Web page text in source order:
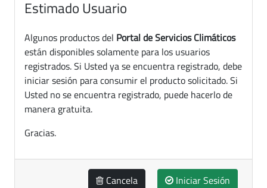
Estimado Usuario
Algunos productos del Portal de Servicios Climáticos
están disponibles solamente para los usuarios
registrados. Si Usted ya se encuentra registrado, debe
iniciar sesión para consumir el producto solicitado. Si
Usted no se encuentra registrado, puede hacerlo de
manera gratuita.
Gracias.
Cancela Iniciar Sesión